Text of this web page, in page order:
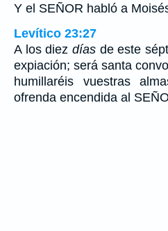
Y el SEÑOR habló a
Levítico 23:27
A los diez díasde este
expiación; será santa
humillaréis vuestras
ofrenda encendida al